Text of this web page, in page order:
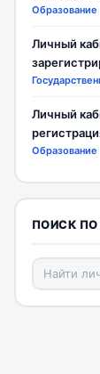
Образование
Личный
Личный
Образование
ПОИСК